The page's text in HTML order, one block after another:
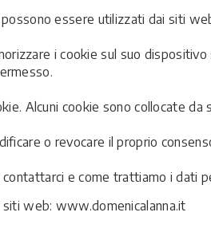
essere utilizzati dai siti
i cookie sul suo
Alcuni cookie sono collocate da
o revocare il proprio
e come trattiamo i dati
web: www.domenicalanna.it